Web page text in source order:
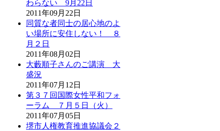
わらない 9月22日
2011年09月22日
同質な者同士の居心地のよ
い場所に安住しない！ ８
月２日
2011年08月02日
大藪順子さんのご講演 大
盛況
2011年07月12日
第３７回国際女性平和フォ
ーラム ７月５日（火）
2011年07月05日
堺市人権教育推進協議会２